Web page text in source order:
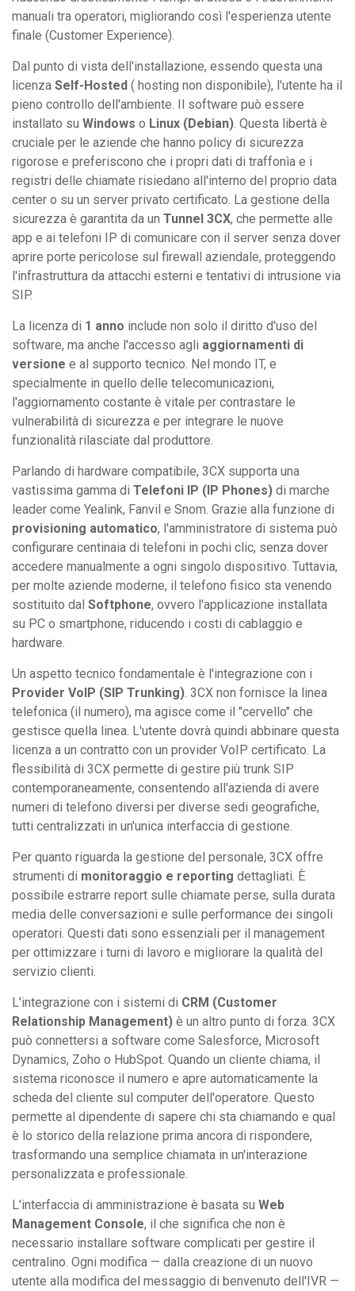
manuali tra operatori, migliorando così l'esperienza utente
finale (Customer Experience).
Dal punto di vista dell'installazione, essendo questa una
licenza Self-Hosted ( hosting non disponibile), l'utente ha il
pieno controllo dell'ambiente. Il software può essere
installato su Windows o Linux (Debian). Questa libertà è
cruciale per le aziende che hanno policy di sicurezza
rigorose e preferiscono che i propri dati di traffonìa e i
registri delle chiamate risiedano all'interno del proprio data
center o su un server privato certificato. La gestione della
sicurezza è garantita da un Tunnel 3CX, che permette alle
app e ai telefoni IP di comunicare con il server senza dover
aprire porte pericolose sul firewall aziendale, proteggendo
l'infrastruttura da attacchi esterni e tentativi di intrusione via
SIP.
La licenza di 1 anno include non solo il diritto d'uso del
software, ma anche l'accesso agli aggiornamenti di
versione e al supporto tecnico. Nel mondo IT, e
specialmente in quello delle telecomunicazioni,
l'aggiornamento costante è vitale per contrastare le
vulnerabilità di sicurezza e per integrare le nuove
funzionalità rilasciate dal produttore.
Parlando di hardware compatibile, 3CX supporta una
vastissima gamma di Telefoni IP (IP Phones) di marche
leader come Yealink, Fanvil e Snom. Grazie alla funzione di
provisioning automatico, l'amministratore di sistema può
configurare centinaia di telefoni in pochi clic, senza dover
accedere manualmente a ogni singolo dispositivo. Tuttavia,
per molte aziende moderne, il telefono fisico sta venendo
sostituito dal Softphone, ovvero l'applicazione installata
su PC o smartphone, riducendo i costi di cablaggio e
hardware.
Un aspetto tecnico fondamentale è l'integrazione con i
Provider VoIP (SIP Trunking). 3CX non fornisce la linea
telefonica (il numero), ma agisce come il "cervello" che
gestisce quella linea. L'utente dovrà quindi abbinare questa
licenza a un contratto con un provider VoIP certificato. La
flessibilità di 3CX permette di gestire più trunk SIP
contemporaneamente, consentendo all'azienda di avere
numeri di telefono diversi per diverse sedi geografiche,
tutti centralizzati in un'unica interfaccia di gestione.
Per quanto riguarda la gestione del personale, 3CX offre
strumenti di monitoraggio e reporting dettagliati. È
possibile estrarre report sulle chiamate perse, sulla durata
media delle conversazioni e sulle performance dei singoli
operatori. Questi dati sono essenziali per il management
per ottimizzare i turni di lavoro e migliorare la qualità del
servizio clienti.
L'integrazione con i sistemi di CRM (Customer
Relationship Management) è un altro punto di forza. 3CX
può connettersi a software come Salesforce, Microsoft
Dynamics, Zoho o HubSpot. Quando un cliente chiama, il
sistema riconosce il numero e apre automaticamente la
scheda del cliente sul computer dell'operatore. Questo
permette al dipendente di sapere chi sta chiamando e qual
è lo storico della relazione prima ancora di rispondere,
trasformando una semplice chiamata in un'interazione
personalizzata e professionale.
L'interfaccia di amministrazione è basata su Web
Management Console, il che significa che non è
necessario installare software complicati per gestire il
centralino. Ogni modifica — dalla creazione di un nuovo
utente alla modifica del messaggio di benvenuto dell'IVR —